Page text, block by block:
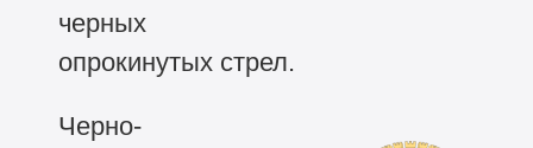
черных
опрокинутых стрел.
Черно-